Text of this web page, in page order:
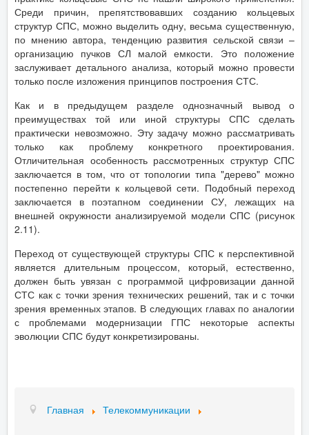
Среди причин, препятствовавших созданию кольцевых
структур СПС, можно выделить одну, весьма существенную,
по мнению автора, тенденцию развития сельской связи –
организацию пучков СЛ малой емкости. Это положение
заслуживает детального анализа, который можно провести
только после изложения принципов построения СТС.
Как и в предыдущем разделе однозначный вывод о
преимуществах той или иной структуры СПС сделать
практически невозможно. Эту задачу можно рассматривать
только как проблему конкретного проектирования.
Отличительная особенность рассмотренных структур СПС
заключается в том, что от топологии типа "дерево" можно
постепенно перейти к кольцевой сети. Подобный переход
заключается в поэтапном соединении СУ, лежащих на
внешней окружности анализируемой модели СПС (рисунок
2.11).
Переход от существующей структуры СПС к перспективной
является длительным процессом, который, естественно,
должен быть увязан с программой цифровизации данной
СТС как с точки зрения технических решений, так и с точки
зрения временных этапов. В следующих главах по аналогии
с проблемами модернизации ГПС некоторые аспекты
эволюции СПС будут конкретизированы.
Главная Телекоммуникации